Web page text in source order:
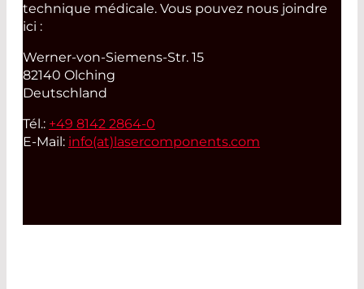
technique médicale. Vous pouvez nous joindre
ici :
Werner-von-Siemens-Str. 15
82140 Olching
Deutschland
Tél.: +49 8142 2864-0
E-Mail: info(at) lasercomponents.com